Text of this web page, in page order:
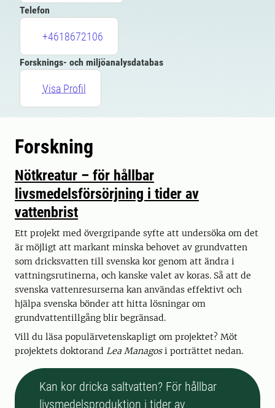
Telefon
+4618672106
Forsknings- och miljöanalysdatabas
Visa Profil
Forskning
Nötkreatur – för hållbar
livsmedelsförsörjning i tider av
vattenbrist
Ett projekt med övergripande syfte att undersöka om det
är möjligt att markant minska behovet av grundvatten
som dricksvatten till svenska kor genom att ändra i
vattningsrutinerna, och kanske valet av koras. Så att de
svenska vattenresurserna kan användas effektivt och
hjälpa svenska bönder att hitta lösningar om
grundvattentillgång blir begränsad.
Vill du läsa populärvetenskapligt om projektet? Möt
projektets doktorand Lea Managosi porträttet nedan.
Kan kor dricka saltvatten? För hållbar
livsmedelsproduktion i tider av